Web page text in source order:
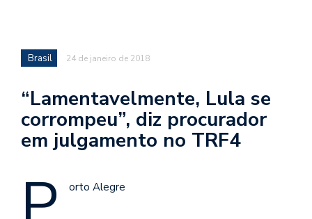
Brasil 24 de janeiro de 2018
“Lamentavelmente, Lula se
corrompeu”, diz procurador
em julgamento no TRF4
orto Alegre